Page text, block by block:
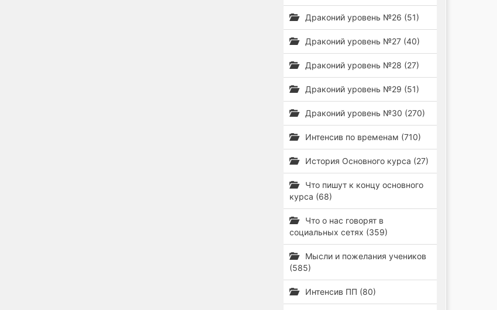
Драконий уровень №26 (51)
Драконий уровень №27 (40)
Драконий уровень №28 (27)
Драконий уровень №29 (51)
Драконий уровень №30 (270)
Интенсив по временам (710)
История Основного курса (27)
Что пишут к концу основного
курса (68)
Что о нас говорят в
социальных сетях (359)
Мысли и пожелания учеников
(585)
Интенсив ПП (80)